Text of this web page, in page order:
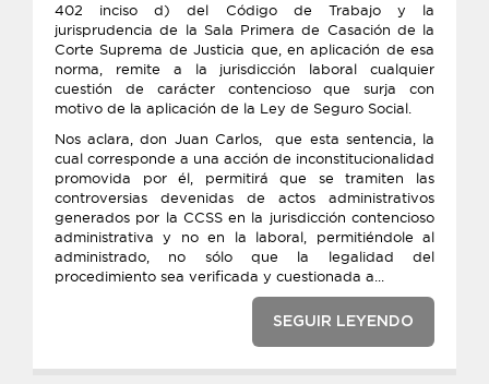
402 inciso d) del Código de Trabajo y la
jurisprudencia de la Sala Primera de Casación de la
Corte Suprema de Justicia que, en aplicación de esa
norma, remite a la jurisdicción laboral cualquier
cuestión de carácter contencioso que surja con
motivo de la aplicación de la Ley de Seguro Social.
Nos aclara, don Juan Carlos, que esta sentencia, la
cual corresponde a una acción de inconstitucionalidad
promovida por él, permitirá que se tramiten las
controversias devenidas de actos administrativos
generados por la CCSS en la jurisdicción contencioso
administrativa y no en la laboral, permitiéndole al
administrado, no sólo que la legalidad del
procedimiento sea verificada y cuestionada a...
SEGUIR LEYENDO